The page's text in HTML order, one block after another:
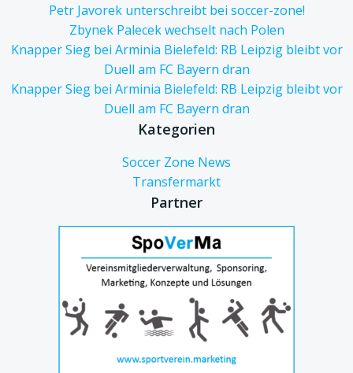
Petr Javorek unterschreibt bei soccer-zone!
Zbynek Palecek wechselt nach Polen
Knapper Sieg bei Arminia Bielefeld: RB Leipzig bleibt vor
Duell am FC Bayern dran
Knapper Sieg bei Arminia Bielefeld: RB Leipzig bleibt vor
Duell am FC Bayern dran
Kategorien
Soccer Zone News
Transfermarkt
Partner